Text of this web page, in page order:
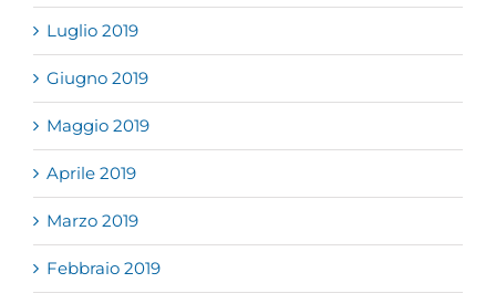
Luglio 2019
Giugno 2019
Maggio 2019
Aprile 2019
Marzo 2019
Febbraio 2019